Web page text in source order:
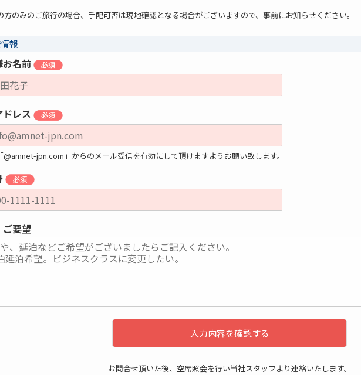
方のみのご旅行の場合、手配可否は現地確認となる場合がございますので、事前にお知らせください。
報
お名前
レス
@amnet-jpn.com」からのメール受信を有効にして頂けますようお願い致します。
ご要望
入力内容を確認する
お問合せ頂いた後、空席照会を行い当社スタッフより連絡いたします。